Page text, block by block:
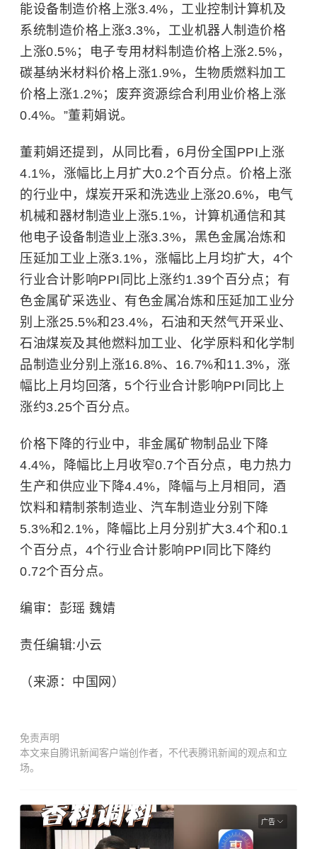
能设备制造价格上涨3.4%，工业控制计算机及
系统制造价格上涨3.3%，工业机器人制造价格
上涨0.5%；电子专用材料制造价格上涨2.5%，
碳基纳米材料价格上涨1.9%，生物质燃料加工
价格上涨1.2%；废弃资源综合利用业价格上涨
0.4%。”董莉娟说。
董莉娟还提到，从同比看，6月份全国PPI上涨
4.1%，涨幅比上月扩大0.2个百分点。价格上涨
的行业中，煤炭开采和洗选业上涨20.6%，电气
机械和器材制造业上涨5.1%，计算机通信和其
他电子设备制造业上涨3.3%，黑色金属冶炼和
压延加工业上涨3.1%，涨幅比上月均扩大，4个
行业合计影响PPI同比上涨约1.39个百分点；有
色金属矿采选业、有色金属冶炼和压延加工业分
别上涨25.5%和23.4%，石油和天然气开采业、
石油煤炭及其他燃料加工业、化学原料和化学制
品制造业分别上涨16.8%、16.7%和11.3%，涨
幅比上月均回落，5个行业合计影响PPI同比上
涨约3.25个百分点。
价格下降的行业中，非金属矿物制品业下降
4.4%，降幅比上月收窄0.7个百分点，电力热力
生产和供应业下降4.4%，降幅与上月相同，酒
饮料和精制茶制造业、汽车制造业分别下降
5.3%和2.1%，降幅比上月分别扩大3.4个和0.1
个百分点，4个行业合计影响PPI同比下降约
0.72个百分点。
编审：彭瑶 魏婧
责任编辑:小云
（来源：中国网）
免责声明
本文来自腾讯新闻客户端创作者，不代表腾讯新闻的观点和立
场。
广告